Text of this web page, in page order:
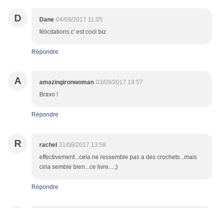
D Dane 04/09/2017 11:05
félicitations c' est cool biz
Répondre
A amazingironwoman 03/09/2017 19:57
Bravo !
Répondre
R rachel 31/08/2017 13:58
effectivement...cela ne ressemble pas a des crochets...mais
cela semble bien...ce livre....;)
Répondre